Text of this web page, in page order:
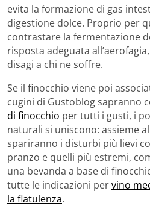
evita la formazione di gas
digestione dolce. Proprio per
contrastare la fermentazione
risposta adeguata
disagi a chi ne soffre.
Se il finocchio viene poi
cugini di Gustoblog sapranno
di finocchio per tutti i gusti, i
naturali si uniscono: assieme
spariranno i disturbi più lievi
pranzo e quelli più estremi,
una bevanda a base di
tutte le indicazioni pervino
la flatulenza.